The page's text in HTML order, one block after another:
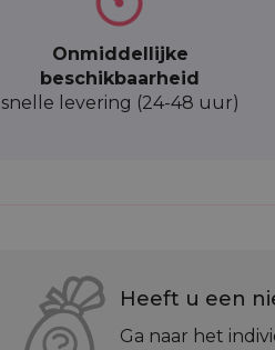
Onmiddellijke
beschikbaarheid
snelle levering (24-48 uur)
Heeft u een
Ga naar het